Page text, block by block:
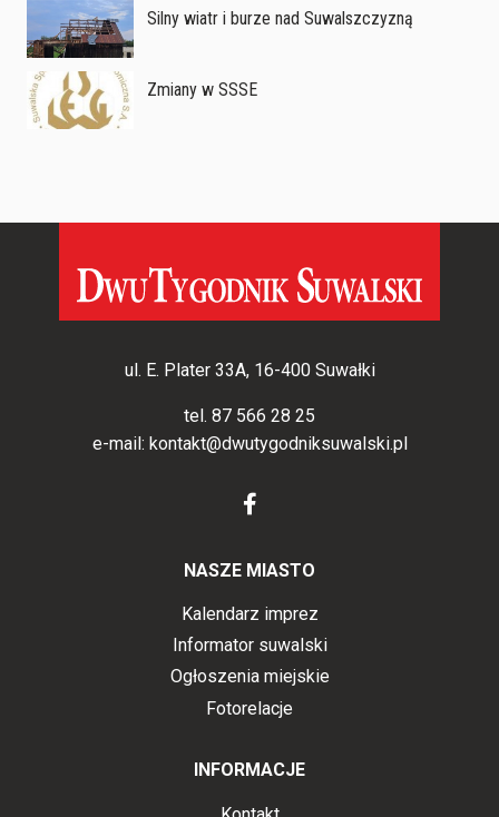
Silny wiatr i burze nad Suwalszczyzną
Zmiany w SSSE
ul. E. Plater 33A, 16-400 Suwałki
tel. 87 566 28 25
e-mail: kontakt@dwutygodniksuwalski.pl
NASZE MIASTO
Kalendarz imprez
Informator suwalski
Ogłoszenia miejskie
Fotorelacje
INFORMACJE